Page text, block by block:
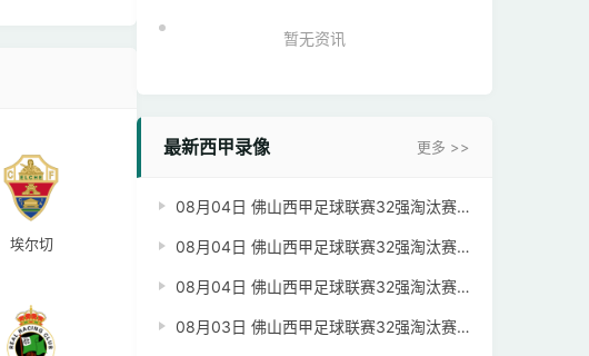
埃尔切
暂无资讯
最新西甲录像 更多 >>
08月04日 佛山西甲足球联赛32强淘汰赛 广东西南建设 VS 香港圣徒 全场录像【全场录像+集锦】
08月04日 佛山西甲足球联赛32强淘汰赛 贪玩游戏 VS 美的薪火 全场录像【全场录像+集锦】
08月04日 佛山西甲足球联赛32强淘汰赛 肇庆恒骏成 VS 三七互娱 全场录像【全场录像+集锦】
08月03日 佛山西甲足球联赛32强淘汰赛 三水乐民兴健力宝 VS 中国澳门澳科精英 全场录像【全场录像+集锦】